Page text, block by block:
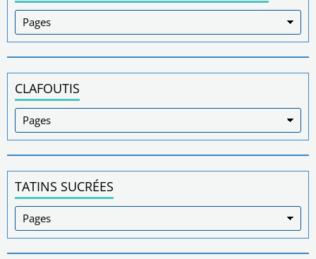
CLAFOUTIS
TATINS SUCRÉES